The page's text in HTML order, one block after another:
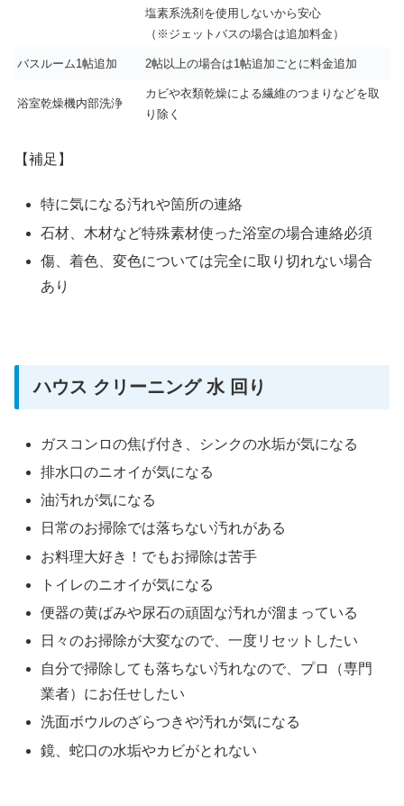
塩素系洗剤を使用しないから安心
（※ジェットバスの場合は追加料金）
バスルーム1帖追加 2帖以上の場合は1帖追加ごとに料金追加
浴室乾燥機内部洗浄
カビや衣類乾燥による繊維のつまりなどを取
り除く
【補足】
特に気になる汚れや箇所の連絡
石材、木材など特殊素材使った浴室の場合連絡必須
傷、着色、変色については完全に取り切れない場合
あり
ハウス クリーニング 水 回り
ガスコンロの焦げ付き、シンクの水垢が気になる
排水口のニオイが気になる
油汚れが気になる
日常のお掃除では落ちない汚れがある
お料理大好き！でもお掃除は苦手
トイレのニオイが気になる
便器の黄ばみや尿石の頑固な汚れが溜まっている
日々のお掃除が大変なので、一度リセットしたい
自分で掃除しても落ちない汚れなので、プロ（専門
業者）にお任せしたい
洗面ボウルのざらつきや汚れが気になる
鏡、蛇口の水垢やカビがとれない